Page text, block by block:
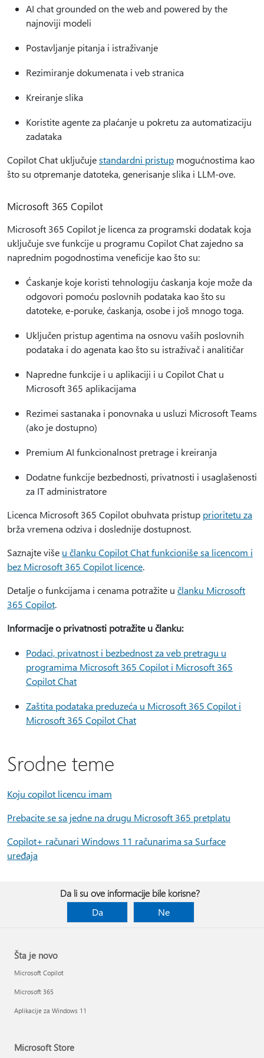
AI chat grounded on the web and powered by the
najnoviji modeli
Postavljanje pitanja i istraživanje
Rezimiranje dokumenata i veb stranica
Kreiranje slika
Koristite agente za plaćanje u pokretu za automatizaciju
zadataka
Copilot Chat uključujestandardni pristup mogućnostima kao
što su otpremanje datoteka, generisanje slika i LLM-ove.
Microsoft 365 Copilot
Microsoft 365 Copilot je licenca za programski dodatak koja
uključuje sve funkcije u programu Copilot Chat zajedno sa
naprednim pogodnostima veneficije kao što su:
Ćaskanje koje koristi tehnologiju ćaskanja koje može da
odgovori pomoću poslovnih podataka kao što su
datoteke, e-poruke, ćaskanja, osobe i još mnogo toga.
Uključen pristup agentima na osnovu vaših poslovnih
podataka i do agenata kao što su istraživač i analitičar
Napredne funkcije i u aplikaciji i u Copilot Chat u
Microsoft 365 aplikacijama
Rezimei sastanaka i ponovnaka u usluzi Microsoft Teams
(ako je dostupno)
Premium AI funkcionalnost pretrage i kreiranja
Dodatne funkcije bezbednosti, privatnosti i usaglašenosti
za IT administratore
Licenca Microsoft 365 Copilot obuhvata pristup prioritetu za
brža vremena odziva i doslednije dostupnost.
Saznajte više u članku Copilot Chat funkcioniše sa licencom i
bez Microsoft 365 Copilot licence.
Detalje o funkcijama i cenama potražite u članku Microsoft
365 Copilot.
Informacije o privatnosti potražite u članku:
Podaci, privatnost i bezbednost za veb pretragu u
programima Microsoft 365 Copilot i Microsoft 365
Copilot Chat
Zaštita podataka preduzeća u Microsoft 365 Copilot i
Microsoft 365 Copilot Chat
Srodne teme
Koju copilot licencu imam
Prebacite se sa jedne na drugu Microsoft 365 pretplatu
Copilot+ računari Windows 11 računarima sa Surface
uređaja
Da li su ove informacije bile korisne?
Da
Ne
Šta je novo
Microsoft Copilot
Microsoft 365
Aplikacije za Windows 11
Microsoft Store